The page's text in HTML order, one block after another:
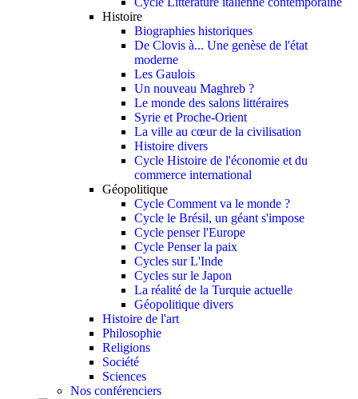
Histoire
Biographies historiques
De Clovis à... Une genèse de l'état
moderne
Les Gaulois
Un nouveau Maghreb ?
Le monde des salons littéraires
Syrie et Proche-Orient
La ville au cœur de la civilisation
Histoire divers
Cycle Histoire de l'économie et du
commerce international
Géopolitique
Cycle Comment va le monde ?
Cycle le Brésil, un géant s'impose
Cycle penser l'Europe
Cycle Penser la paix
Cycles sur L'Inde
Cycles sur le Japon
La réalité de la Turquie actuelle
Géopolitique divers
Histoire de l'art
Philosophie
Religions
Société
Sciences
Nos conférenciers